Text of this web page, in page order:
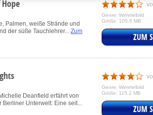
Palmen, weiße Strände und
der süße Tauchlehrer... Zum
Genre: Wimmelbild
Größe: 105.6 MB
ZUM
Deanfield erfährt von
Unterwelt: Eine seit...
Genre: Wimmelbild
Größe: 115.2 MB
ZUM
transmitted automatically